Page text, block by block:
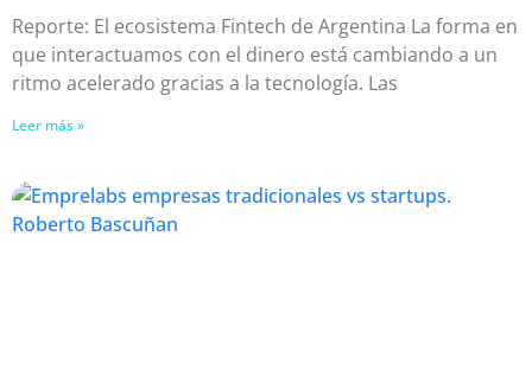
Reporte: El ecosistema Fintech de Argentina La forma en
que interactuamos con el dinero está cambiando a un
ritmo acelerado gracias a la tecnología. Las
Leer más »